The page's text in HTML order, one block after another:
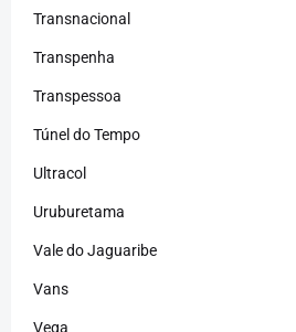
Transnacional
Transpenha
Transpessoa
Túnel do Tempo
Ultracol
Uruburetama
Vale do Jaguaribe
Vans
Vega